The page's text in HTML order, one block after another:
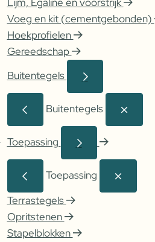
Voeg en kit (cementgebonden)
Hoekprofielen
Gereedschap
Buitentegels
Buitentegels
Toepassing
Toepassing
Terrastegels
Opritstenen
Stapelblokken